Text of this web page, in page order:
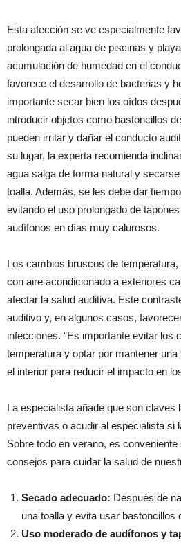
Esta afección se ve especialmente
prolongada al agua de piscinas y
acumulación de humedad en el
favorece el desarrollo de bacterias y
importante secar bien los oídos
introducir objetos como bastoncillos
pueden irritar y dañar el conducto
su lugar, la experta recomienda
agua salga de forma natural y
toalla. Además, se les debe dar
evitando el uso prolongado de
audífonos en días muy calurosos.
Los cambios bruscos de
con aire acondicionado a exteriores
afectar la salud auditiva. Este
auditivo y, en algunos casos,
infecciones. “Es importante evitar los
temperatura y optar por mantener
el interior para reducir el impacto en
La especialista añade que son claves
preventivas o acudir al especialista si
Sobre todo en verano, es
consejos para cuidar la salud de
Secado adecuado: Después de
una toalla y evita usar bastoncillos
Uso moderado de audífonos y